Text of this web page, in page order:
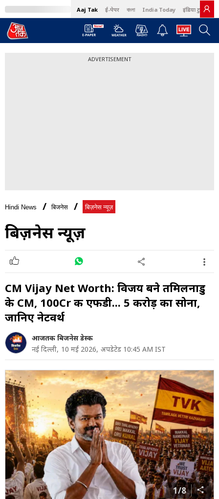
Aaj Tak ई-पेपर বাংলা India Today इंडिया टुडे हिंदी
ADVERTISEMENT
Hindi News बिजनेस बिज़नेस न्यूज़
बिज़नेस न्यूज़
CM Vijay Net Worth: विजय बने तमिलनाडु
के CM, 100Cr की एफडी... 5 करोड़ का सोना,
जानिए नेटवर्थ
आजतक बिजनेस डेस्क
नई दिल्ली, 10 मई 2026, अपडेटेड 10:45 AM IST
1/8